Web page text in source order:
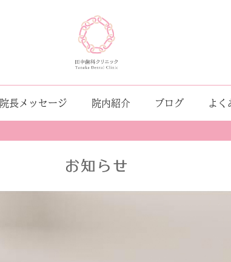
院長メッセージ 院内紹介 ブログ よく